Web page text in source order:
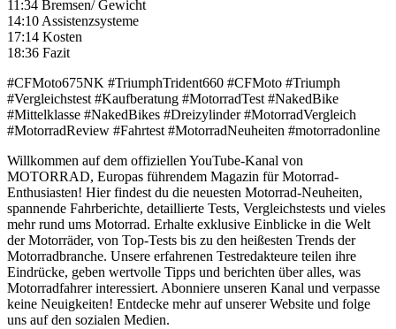
11:34 Bremsen/ Gewicht
14:10 Assistenzsysteme
17:14 Kosten
18:36 Fazit
#CFMoto675NK #TriumphTrident660 #CFMoto #Triumph
#Vergleichstest #Kaufberatung #MotorradTest #NakedBike
#Mittelklasse #NakedBikes #Dreizylinder #MotorradVergleich
#MotorradReview #Fahrtest #MotorradNeuheiten #motorradonline
Willkommen auf dem offiziellen YouTube-Kanal von
MOTORRAD, Europas führendem Magazin für Motorrad-
Enthusiasten! Hier findest du die neuesten Motorrad-Neuheiten,
spannende Fahrberichte, detaillierte Tests, Vergleichstests und vieles
mehr rund ums Motorrad. Erhalte exklusive Einblicke in die Welt
der Motorräder, von Top-Tests bis zu den heißesten Trends der
Motorradbranche. Unsere erfahrenen Testredakteure teilen ihre
Eindrücke, geben wertvolle Tipps und berichten über alles, was
Motorradfahrer interessiert. Abonniere unseren Kanal und verpasse
keine Neuigkeiten! Entdecke mehr auf unserer Website und folge
uns auf den sozialen Medien.